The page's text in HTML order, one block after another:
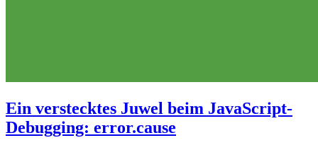
Ein verstecktes Juwel beim JavaScript-
Debugging: error.cause